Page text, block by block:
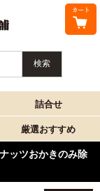
詰合せ
厳選おすすめ
ッツおかきのみ除